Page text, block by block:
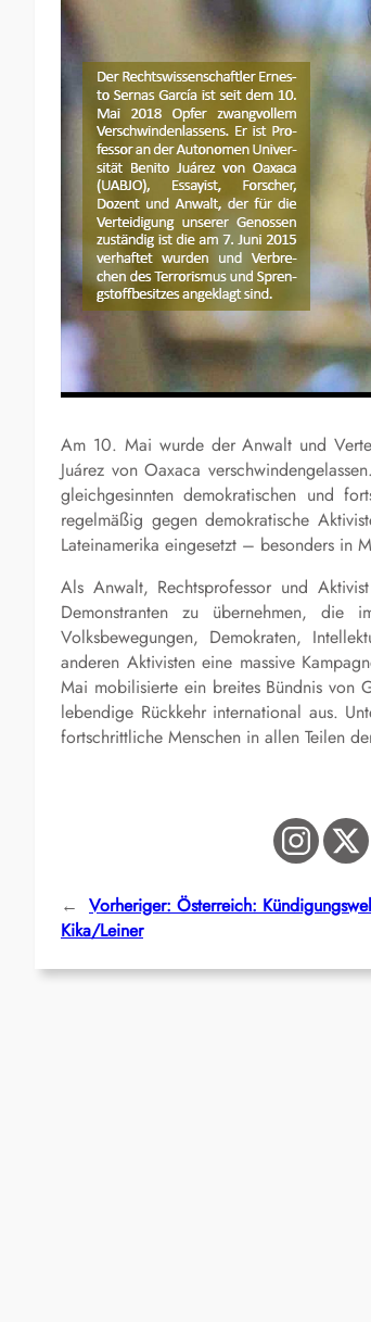
Am 10. Mai wurde der Anwalt und
Juárez von Oaxaca
gleichgesinnten demokratischen und
regelmäßig gegen demokratische
Lateinamerika eingesetzt – besonders in
Als Anwalt, Rechtsprofessor und
Demonstranten zu übernehmen, die
Volksbewegungen, Demokraten,
anderen Aktivisten eine massive
Mai mobilisierte ein breites Bündnis von
lebendige Rückkehr international aus.
fortschrittliche Menschen in allen Teilen
← Vorheriger: Österreich:
Kika/Leiner